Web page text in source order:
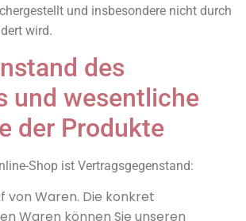
und insbesondere nicht durch
wird.
des
und wesentliche
der Produkte
Shop ist Vertragsgegenstand:
von Waren. Die konkret
Waren können Sie unseren